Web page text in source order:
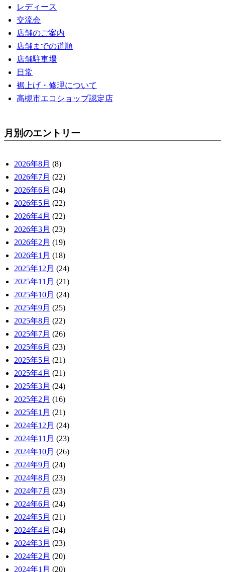
レディース
交流会
店舗のご案内
店舗までの道順
店舗駐車場
日常
裾上げ・修理について
高槻市エコショップ認定店
月別のエントリー
2026年8月 (8)
2026年7月 (22)
2026年6月 (24)
2026年5月 (22)
2026年4月 (22)
2026年3月 (23)
2026年2月 (19)
2026年1月 (18)
2025年12月 (24)
2025年11月 (21)
2025年10月 (24)
2025年9月 (25)
2025年8月 (22)
2025年7月 (26)
2025年6月 (23)
2025年5月 (21)
2025年4月 (21)
2025年3月 (24)
2025年2月 (16)
2025年1月 (21)
2024年12月 (24)
2024年11月 (23)
2024年10月 (26)
2024年9月 (24)
2024年8月 (23)
2024年7月 (23)
2024年6月 (24)
2024年5月 (21)
2024年4月 (24)
2024年3月 (23)
2024年2月 (20)
2024年1月 (20)